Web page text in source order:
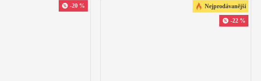
-20 % Nejprodávanější
-22 %